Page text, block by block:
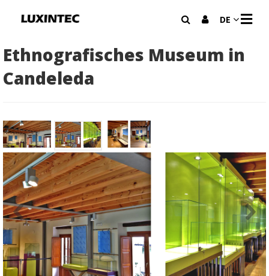
DE N
A
Ethnografisches Museum in
Candeleda